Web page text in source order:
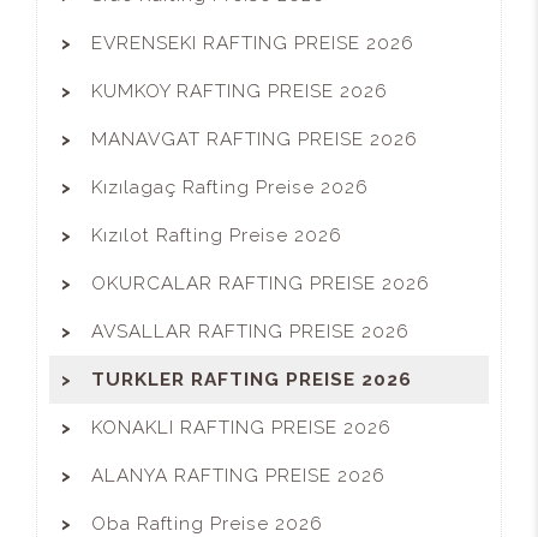
EVRENSEKI RAFTING PREISE 2026
KUMKOY RAFTING PREISE 2026
MANAVGAT RAFTING PREISE 2026
Kızılagaç Rafting Preise 2026
Kızılot Rafting Preise 2026
OKURCALAR RAFTING PREISE 2026
AVSALLAR RAFTING PREISE 2026
TURKLER RAFTING PREISE 2026
KONAKLI RAFTING PREISE 2026
ALANYA RAFTING PREISE 2026
Oba Rafting Preise 2026